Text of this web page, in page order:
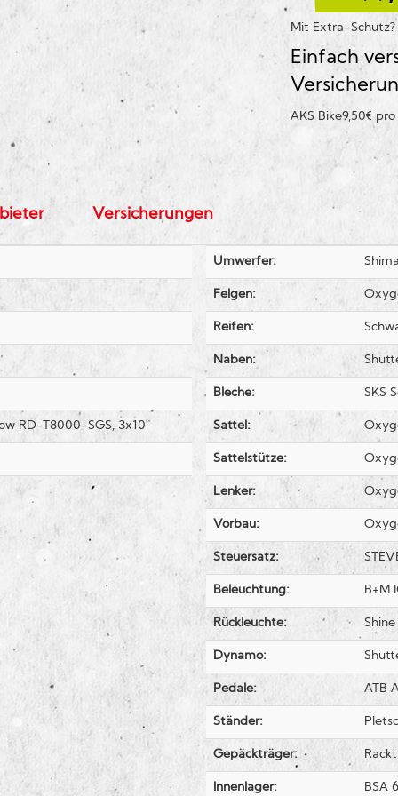
Mit Extra-
Einfach
AKS Bike9,50€
Versicherungen
RD-T8000-SGS, 3x10
Umwerfer:
Felgen:
Reifen:
Naben:
Bleche: SKS
Sattel:
Sattelstütze:
Lenker:
Vorbau:
Steuersatz:
Beleuchtung: B+M
Rückleuchte: Shine
Dynamo:
Pedale: ATB
Ständer:
Gepäckträger:
Innenlager: BSA